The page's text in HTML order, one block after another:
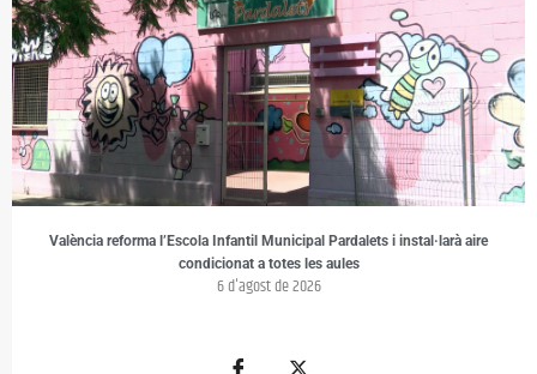
València reforma l’Escola Infantil Municipal Pardalets i instal·larà aire
condicionat a totes les aules
6 d'agost de 2026